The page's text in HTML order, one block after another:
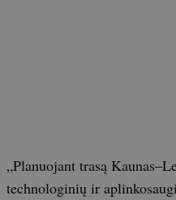
„Planuojant trasą
technologinių ir